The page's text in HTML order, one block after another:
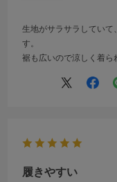
生地がサラサラしてい
す。
裾も広いので涼しく着ら
履きやすい